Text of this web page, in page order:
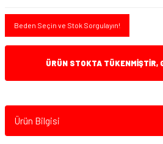
Beden Seçin ve Stok Sorgulayın!
ÜRÜN STOKTA
Ürün Bilgisi